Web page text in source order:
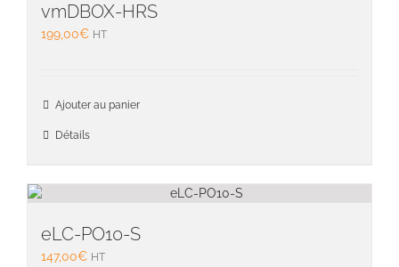
vmDBOX-HRS
199,00€ HT
Ajouter au panier
Détails
eLC-PO10-S
147,00€ HT